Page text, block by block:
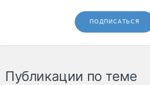
ПОДПИСАТЬСЯ
Публикации по теме